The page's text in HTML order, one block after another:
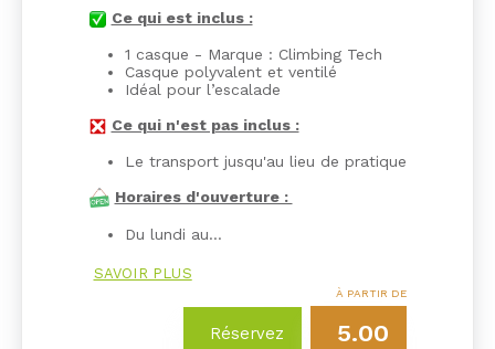
Ce qui est inclus :
1 casque - Marque : Climbing Tech
Casque polyvalent et ventilé
Idéal pour l’escalade
Ce qui n'est pas inclus :
Le transport jusqu'au lieu de pratique
Horaires d'ouverture :
Du lundi au…
SAVOIR PLUS
Réservez
À PARTIR DE
5.00